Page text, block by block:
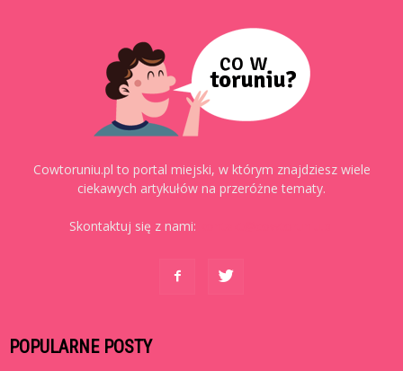
Cowtoruniu.pl to portal miejski, w którym znajdziesz wiele
ciekawych artykułów na przeróżne tematy.
Skontaktuj się z nami:
POPULARNE POSTY